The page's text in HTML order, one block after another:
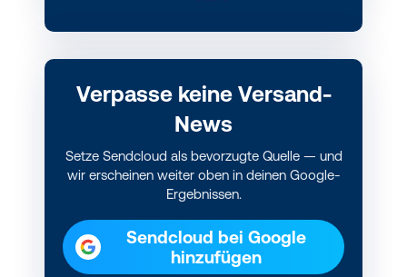
Verpasse keine Versand-
News
Setze Sendcloud als bevorzugte Quelle — und
wir erscheinen weiter oben in deinen Google-
Ergebnissen.
Sendcloud bei Google
hinzufügen